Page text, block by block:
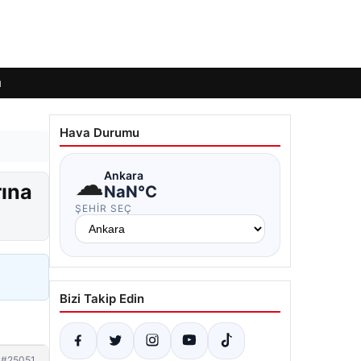
Hava Durumu
☁Ankara
NaN°C
ŞEHIR SEÇ
Bizi Takip Edin